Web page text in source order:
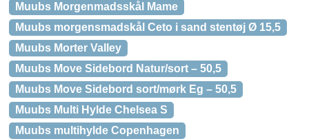
Muubs Morgenmadsskål Mame
Muubs morgensmadskål Ceto i sand stentøj Ø 15,5
Muubs Morter Valley
Muubs Move Sidebord Natur/sort – 50,5
Muubs Move Sidebord sort/mørk Eg – 50,5
Muubs Multi Hylde Chelsea S
Muubs multihylde Copenhagen